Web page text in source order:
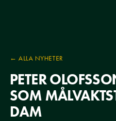
← ALLA NYHETER
PETER
SOM
DAM